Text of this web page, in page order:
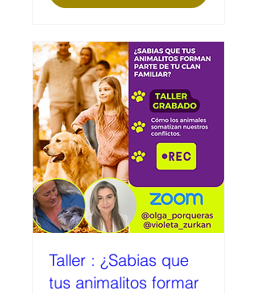
Taller : ¿Sabias que
tus animalitos formar